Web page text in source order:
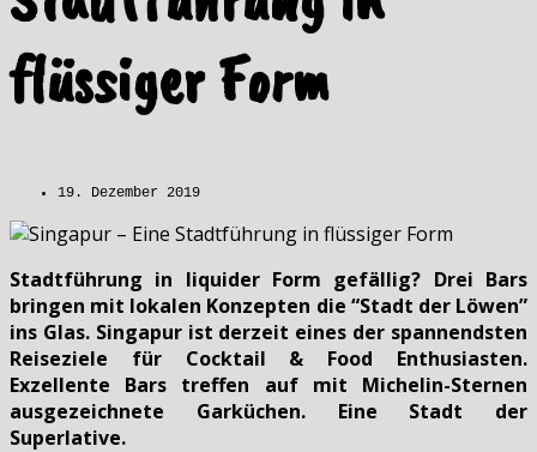
flüssiger Form
19. Dezember 2019
Stadtführung in liquider Form gefällig? Drei Bars
bringen mit lokalen Konzepten die “Stadt der Löwen”
ins Glas. Singapur ist derzeit eines der spannendsten
Reiseziele für Cocktail & Food Enthusiasten.
Exzellente Bars treffen auf mit Michelin-Sternen
ausgezeichnete Garküchen. Eine Stadt der
Superlative.